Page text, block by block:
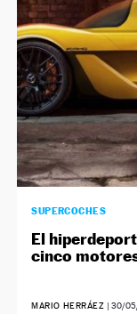
SUPERCOCHES
El
cinco
MARIO HERRÁEZ | 30/